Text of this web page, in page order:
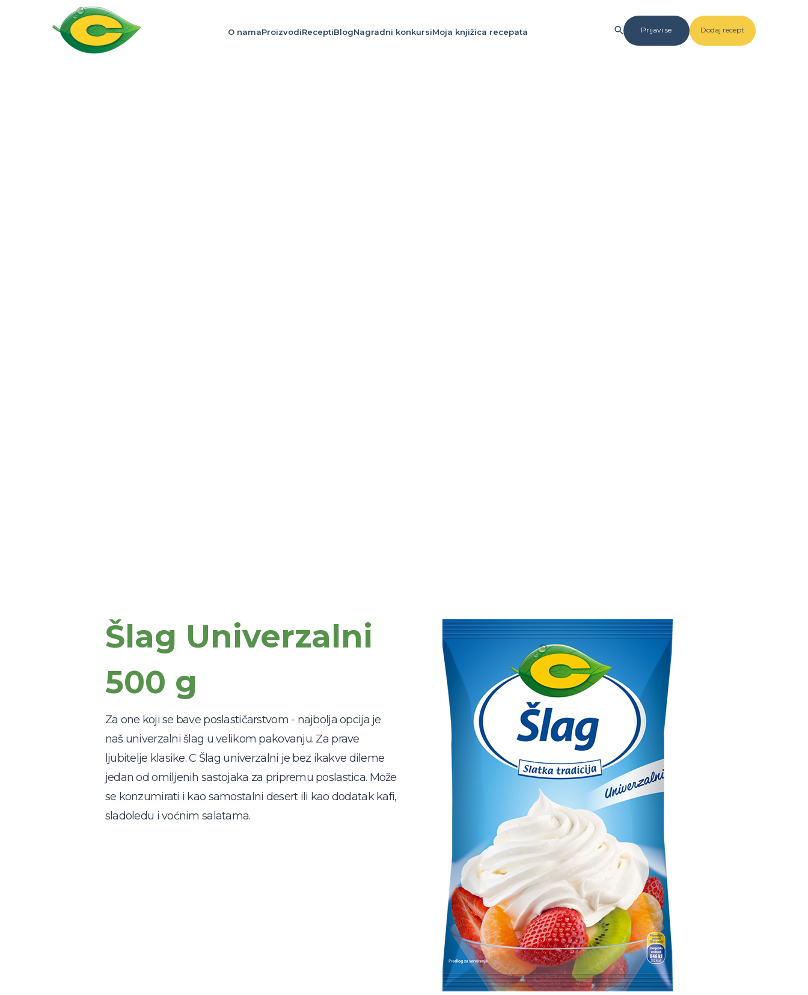
O namaProizvodiReceptiBlogNagradni konkursiMoja knjižica recepata Prijavi se Dodaj recept
Šlag Univerzalni
500 g
Za one koji se bave poslastičarstvom - najbolja opcija je
naš univerzalni šlag u velikom pakovanju. Za prave
ljubitelje klasike. C Šlag univerzalni je bez ikakve dileme
jedan od omiljenih sastojaka za pripremu poslastica. Može
se konzumirati i kao samostalni desert ili kao dodatak kafi,
sladoledu i voćnim salatama.